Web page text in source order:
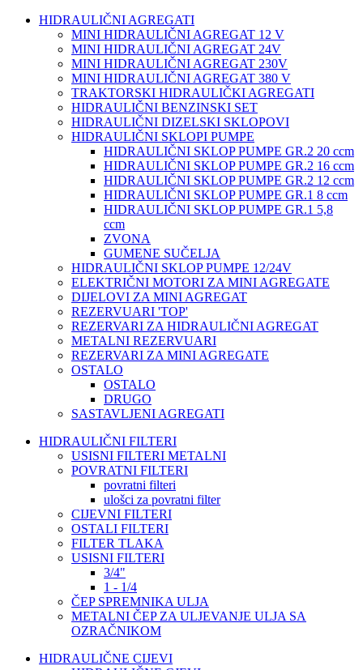
HIDRAULIČNI AGREGATI
MINI HIDRAULIČNI AGREGAT 12 V
MINI HIDRAULIČNI AGREGAT 24V
MINI HIDRAULIČNI AGREGAT 230V
MINI HIDRAULIČNI AGREGAT 380 V
TRAKTORSKI HIDRAULIČKI AGREGATI
HIDRAULIČNI BENZINSKI SET
HIDRAULIČNI DIZELSKI SKLOPOVI
HIDRAULIČNI SKLOPI PUMPE
HIDRAULIČNI SKLOP PUMPE GR.2 20 ccm
HIDRAULIČNI SKLOP PUMPE GR.2 16 ccm
HIDRAULIČNI SKLOP PUMPE GR.2 12 ccm
HIDRAULIČNI SKLOP PUMPE GR.1 8 ccm
HIDRAULIČNI SKLOP PUMPE GR.1 5,8
ccm
ZVONA
GUMENE SUČELJA
HIDRAULIČNI SKLOP PUMPE 12/24V
ELEKTRIČNI MOTORI ZA MINI AGREGATE
DIJELOVI ZA MINI AGREGAT
REZERVUARI 'TOP'
REZERVARI ZA HIDRAULIČNI AGREGAT
METALNI REZERVUARI
REZERVARI ZA MINI AGREGATE
OSTALO
OSTALO
DRUGO
SASTAVLJENI AGREGATI
HIDRAULIČNI FILTERI
USISNI FILTERI METALNI
POVRATNI FILTERI
povratni filteri
ulošci za povratni filter
CIJEVNI FILTERI
OSTALI FILTERI
FILTER TLAKA
USISNI FILTERI
3/4"
1 - 1/4
ČEP SPREMNIKA ULJA
METALNI ČEP ZA ULJEVANJE ULJA SA
OZRAČNIKOM
HIDRAULIČNE CIJEVI